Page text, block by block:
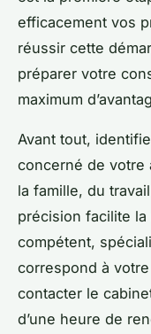
efficacement vos
réussir cette
préparer votre
maximum
Avant tout,
concerné de votre
la famille, du
précision facilite
compétent,
correspond à
contacter le
d’une heure de